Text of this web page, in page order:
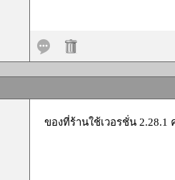
ของที่ร้านใช้เวอรชั่น 2.28.1